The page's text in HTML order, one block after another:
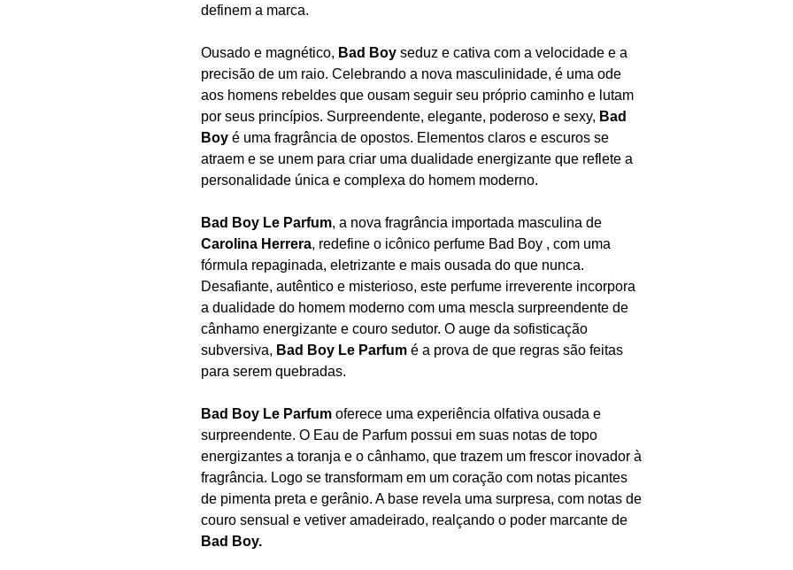
definem a marca.
Ousado e magnético, Bad Boy seduz e cativa com a velocidade e a
precisão de um raio. Celebrando a nova masculinidade, é uma ode
aos homens rebeldes que ousam seguir seu próprio caminho e lutam
por seus princípios. Surpreendente, elegante, poderoso e sexy, Bad
Boy é uma fragrância de opostos. Elementos claros e escuros se
atraem e se unem para criar uma dualidade energizante que reflete a
personalidade única e complexa do homem moderno.
Bad Boy Le Parfum, a nova fragrância importada masculina de
Carolina Herrera, redefine o icônico perfume Bad Boy , com uma
fórmula repaginada, eletrizante e mais ousada do que nunca.
Desafiante, autêntico e misterioso, este perfume irreverente incorpora
a dualidade do homem moderno com uma mescla surpreendente de
cânhamo energizante e couro sedutor. O auge da sofisticação
subversiva, Bad Boy Le Parfum é a prova de que regras são feitas
para serem quebradas.
Bad Boy Le Parfum oferece uma experiência olfativa ousada e
surpreendente. O Eau de Parfum possui em suas notas de topo
energizantes a toranja e o cânhamo, que trazem um frescor inovador à
fragrância. Logo se transformam em um coração com notas picantes
de pimenta preta e gerânio. A base revela uma surpresa, com notas de
couro sensual e vetiver amadeirado, realçando o poder marcante de
Bad Boy.